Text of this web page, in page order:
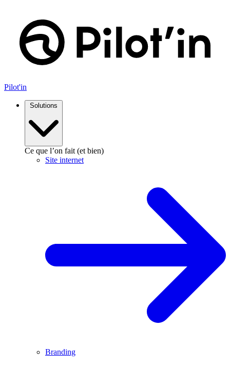
contenu
Pilot'in
Solutions
Ce que l’on fait (et bien)
Site internet
Branding